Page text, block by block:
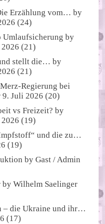
Erzählung vom… by
(24)
by
(21)
stellt die… by
(21)
Regierung bei
9. Juli 2026 (20)
vs Freizeit? by
(19)
und die zu…
(19)
byGast / Admin
byWilhelm Saelinger
– die Ukraine und ihr…
(17)